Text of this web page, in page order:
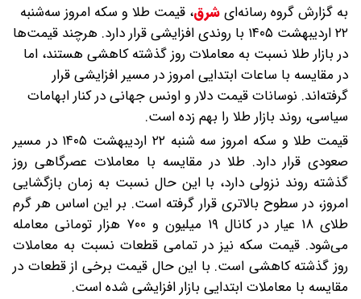
به گزارش گروه رسانه‌ایشرق، قیمت طلا و سکه امروز سه‌شنبه
۲۲ اردیبهشت ۱۴۰۵ با روندی افزایشی قرار دارد. هرچند قیمت‌ها
در بازار طلا نسبت به معاملات روز گذشته کاهشی هستند، اما
در مقایسه با ساعات ابتدایی امروز در مسیر افزایشی قرار
گرفته‌اند. نوسانات قیمت دلار و اونس جهانی در کنار ابهامات
سیاسی، روند بازار طلا را بهم زده است.
قیمت طلا و سکه امروز سه شنبه ۲۲ اردیبهشت ۱۴۰۵ در مسیر
صعودی قرار دارد. طلا در مقایسه با معاملات عصرگاهی روز
گذشته روند نزولی دارد، با این حال نسبت به زمان بازگشایی
امروز، در سطوح بالاتری قرار گرفته است. بر این اساس هر گرم
طلای ۱۸ عیار در کانال ۱۹ میلیون و ۷۰۰ هزار تومانی معامله
می‌شود. قیمت سکه نیز در تمامی قطعات نسبت به معاملات
روز گذشته کاهشی است. با این حال قیمت برخی از قطعات در
مقایسه با معاملات ابتدایی بازار افزایشی شده است.